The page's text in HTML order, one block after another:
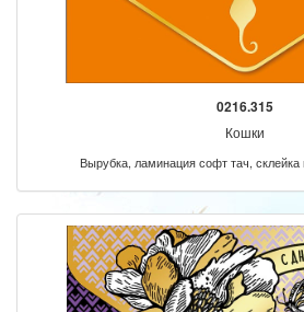
0216.315
Кошки
Вырубка, ламинация софт тач,